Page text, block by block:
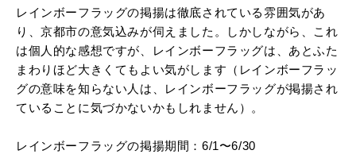
レインボーフラッグの掲揚は徹底されている雰囲気があ
り、京都市の意気込みが伺えました。しかしながら、これ
は個人的な感想ですが、レインボーフラッグは、あとふた
まわりほど大きくてもよい気がします（レインボーフラッ
グの意味を知らない人は、レインボーフラッグが掲揚され
ていることに気づかないかもしれません）。
レインボーフラッグの掲揚期間：6/1〜6/30